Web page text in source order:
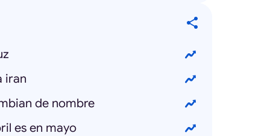
iran
de nombre
es en mayo